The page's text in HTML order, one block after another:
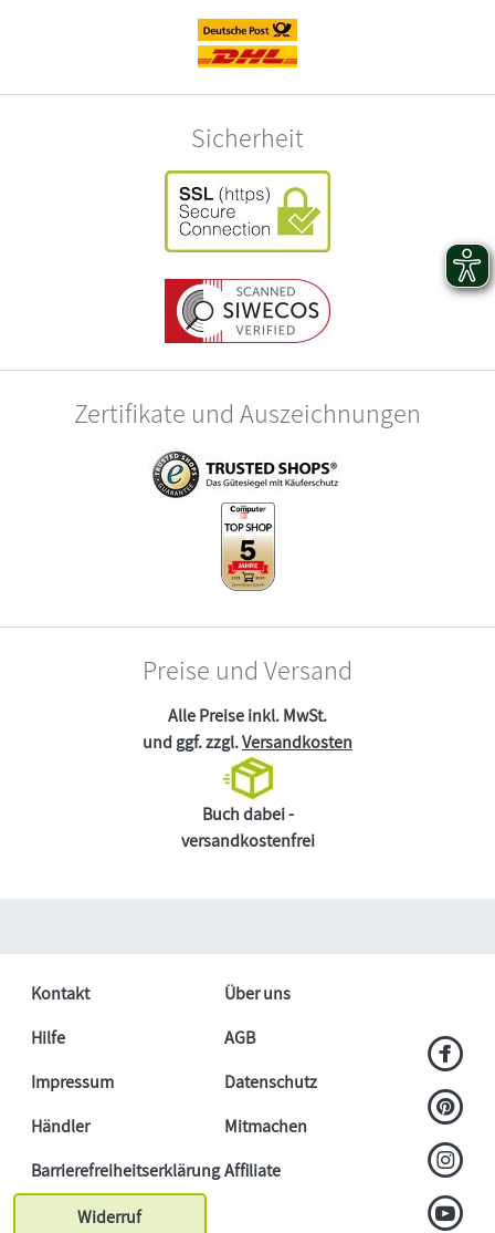
Sicherheit
Zertifikate und Auszeichnungen
Preise und Versand
Alle Preise inkl. MwSt.
und ggf. zzgl.Versandkosten
Buch dabei -
versandkostenfrei
Kontakt
Über uns
Hilfe
AGB
Impressum
Datenschutz
Händler
Mitmachen
BarrierefreiheitserklärungAffiliate
Widerruf